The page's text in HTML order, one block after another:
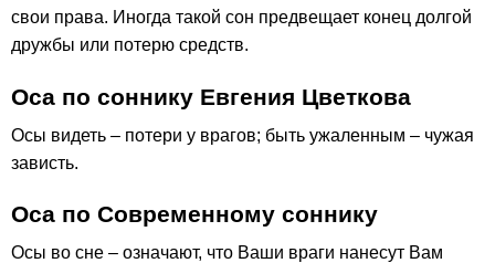
свои права. Иногда такой сон предвещает конец долгой
дружбы или потерю средств.
Оса по соннику Евгения Цветкова
Осы видеть – потери у врагов; быть ужаленным – чужая
зависть.
Оса по Современному соннику
Осы во сне – означают, что Ваши враги нанесут Вам